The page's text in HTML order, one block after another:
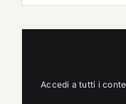
Accedi a tutti i